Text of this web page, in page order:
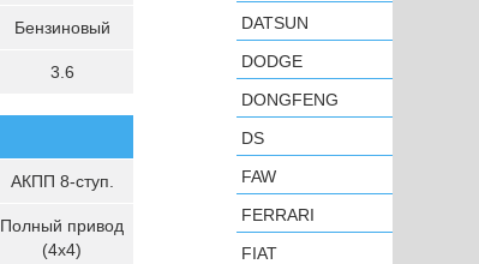
Бензиновый
3.6
АКПП 8-ступ.
Полный привод
(4х4)
DATSUN
DODGE
DONGFENG
DS
FAW
FERRARI
FIAT